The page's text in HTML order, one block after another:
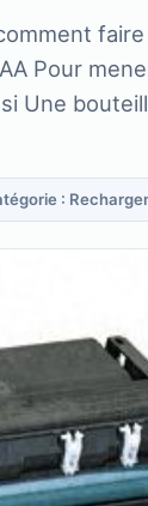
Pour
Une
: